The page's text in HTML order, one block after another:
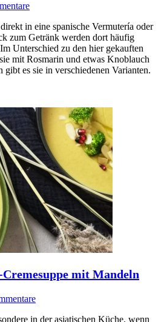
in eine spanische Vermutería oder
zum Getränk werden dort häufig
Unterschied zu den hier gekauften
mit Rosmarin und etwas Knoblauch
gibt es sie in verschiedenen Varianten.
mit Mandeln
in der asiatischen Küche, wenn